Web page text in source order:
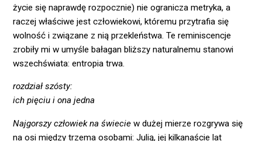
życie się naprawdę rozpocznie) nie ogranicza metryka, a
raczej właściwe jest człowiekowi, któremu przytrafia się
wolność i związane z nią przekleństwa. Te reminiscencje
zrobiły mi w umyśle bałagan bliższy naturalnemu stanowi
wszechświata: entropia trwa.
rozdział szósty:
ich pięciu i ona jedna
Najgorszy człowiek na świecie w dużej mierze rozgrywa się
na osi między trzema osobami: Julią, jej kilkanaście lat